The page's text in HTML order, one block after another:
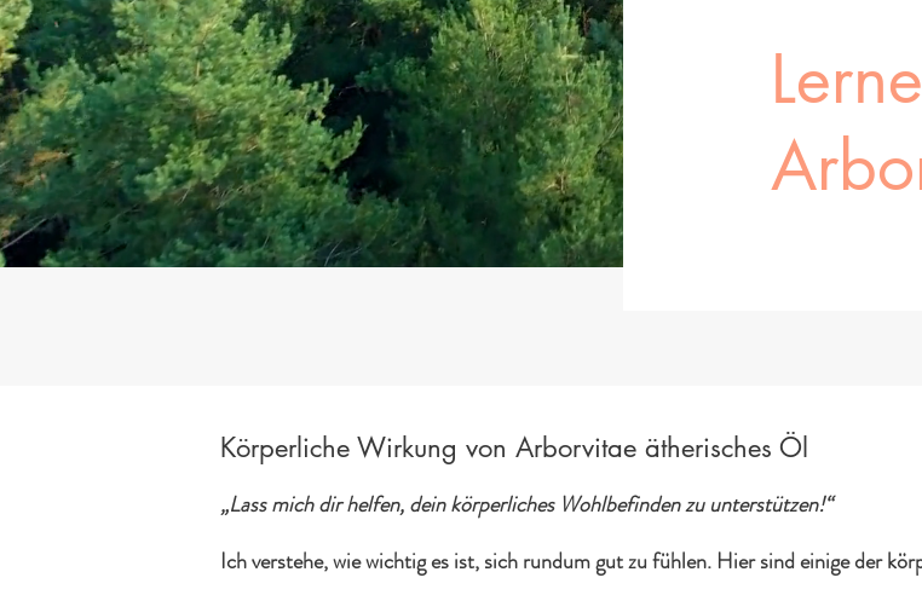
Körperliche Wirkung von Arborvitae ätherisches Öl
„Lass mich dir helfen, dein körperliches Wohlbefinden zu unterstützen!“
Ich verstehe, wie wichtig es ist, sich rundum gut zu fühlen. Hier sind einige der